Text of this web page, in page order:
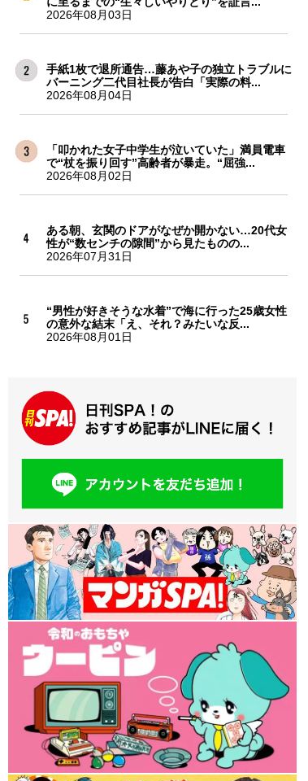
2026年08月03日
手紙1枚で退所通告…藤あや子の独立トラブルに
バーニング二代目社長が告白「実際の料...
2026年08月04日
「叩かれた女子中学生が泣いていた」満員電車
で“杖を振り回す”高齢者が暴走。“屈強...
2026年08月02日
ある朝、玄関のドアがなぜか開かない…20代女
性が“数センチの隙間”から見たものの...
2026年07月31日
“男性が好きそうな水着”で海に行った25歳女性
の意外な結末「え、それ？みたいな反...
2026年08月01日